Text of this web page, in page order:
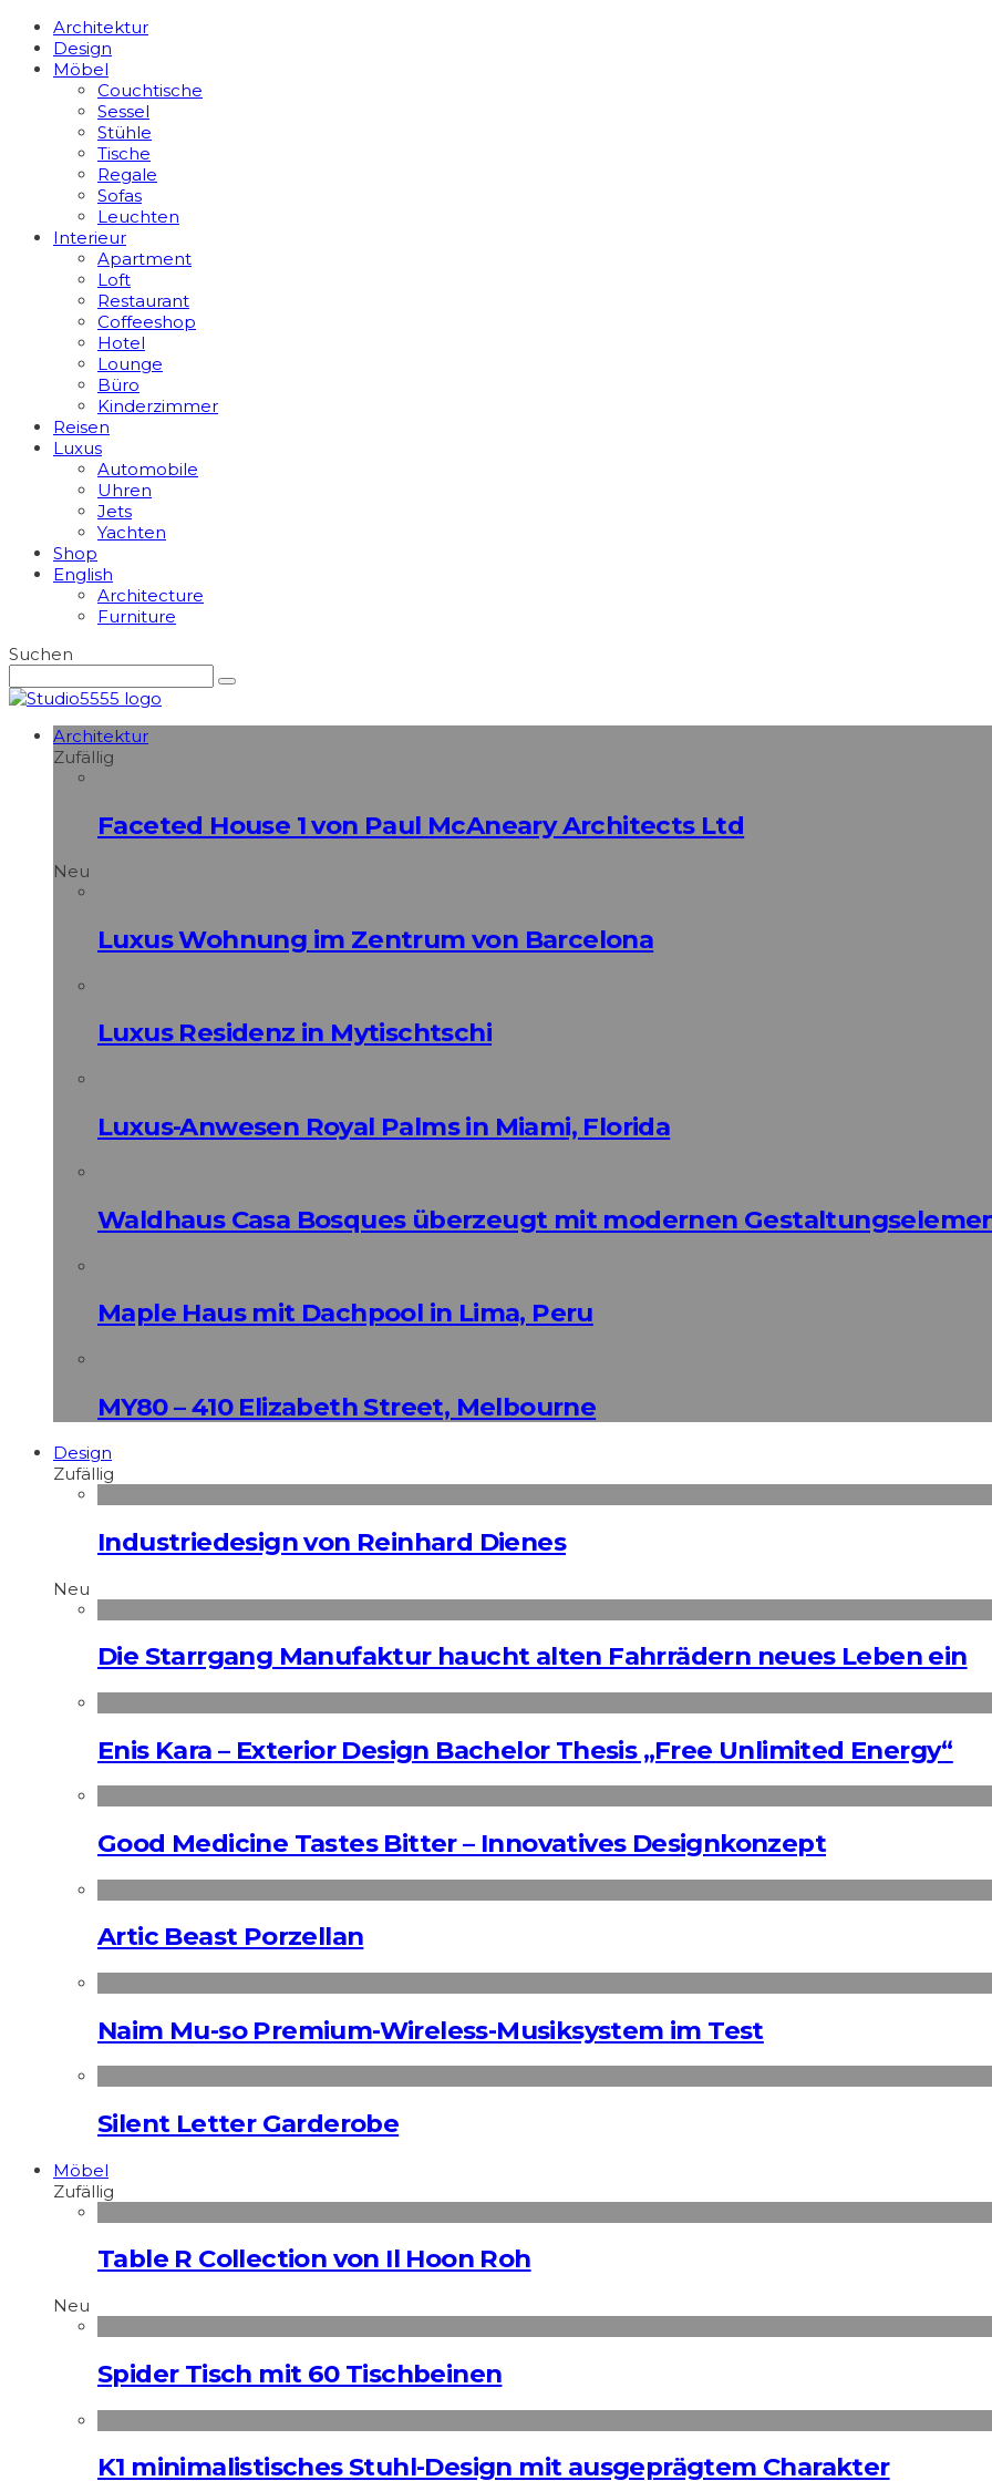
Architektur
Design
Möbel
Couchtische
Sessel
Stühle
Tische
Regale
Sofas
Leuchten
Interieur
Apart­ment
Loft
Restaurant
Coffeeshop
Hotel
Lounge
Büro
Kinderzimmer
Reisen
Luxus
Automobile
Uhren
Jets
Yachten
Shop
English
Architecture
Furniture
Suchen
Architektur
Zufällig
Faceted House 1 von Paul McAneary Architects Ltd
Neu
Luxus Wohnung im Zentrum von Barcelona
Luxus Residenz in Mytischtschi
Luxus-Anwesen Royal Palms in Miami, Florida
Waldhaus Casa Bosques überzeugt mit modernen
Maple Haus mit Dachpool in Lima, Peru
MY80 – 410 Elizabeth Street, Melbourne
Design
Zufällig
Industriedesign von Reinhard Dienes
Neu
Die Starrgang Manufaktur haucht alten Fahrrädern neues Leben ein
Enis Kara – Exterior Design Bachelor Thesis „Free Unlimited Energy“
Good Medicine Tastes Bitter – Innovatives Designkonzept
Artic Beast Porzellan
Naim Mu-so Premium-Wireless-Musiksystem im Test
Silent Letter Garderobe
Möbel
Zufällig
Table R Collection von Il Hoon Roh
Neu
Spider Tisch mit 60 Tischbeinen
K1 minimalistisches Stuhl-Design mit ausgeprägtem Charakter